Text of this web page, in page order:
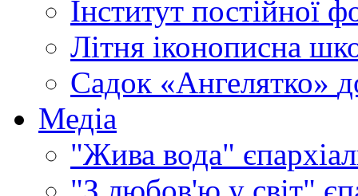
Інститут постійної
Літня іконописна
Садок «Ангелятко»
Медіа
"Жива вода"